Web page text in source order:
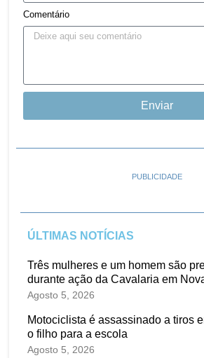
Comentário
Enviar
PUBLICIDADE
ÚLTIMAS NOTÍCIAS
Três mulheres e um homem são
durante ação da Cavalaria em
Agosto 5, 2026
Motociclista é assassinado a tiros
o filho para a escola
Agosto 5, 2026